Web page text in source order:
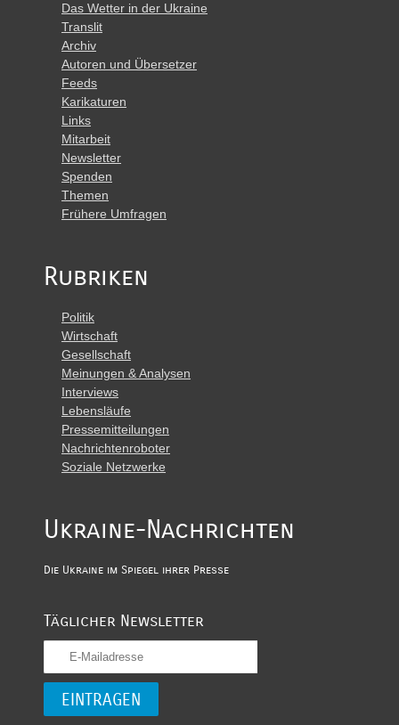
Das Wetter in der Ukraine
Translit
Archiv
Autoren und Übersetzer
Feeds
Karikaturen
Links
Mitarbeit
Newsletter
Spenden
Themen
Frühere Umfragen
Rubriken
Politik
Wirtschaft
Gesellschaft
Meinungen & Analysen
Interviews
Lebensläufe
Pressemitteilungen
Nachrichtenroboter
Soziale Netzwerke
Ukraine-Nachrichten
Die Ukraine im Spiegel ihrer Presse
Täglicher Newsletter